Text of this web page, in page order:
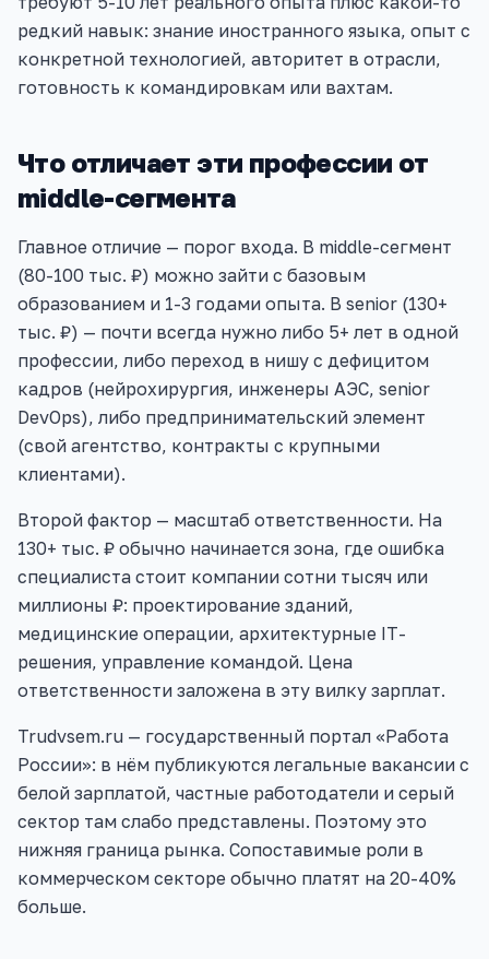
редкий навык: знание иностранного языка, опыт с
конкретной технологией, авторитет в отрасли,
готовность к командировкам или вахтам.
Что отличает эти профессии от
middle-сегмента
Главное отличие — порог входа. В middle-сегмент
(80-100 тыс. ₽) можно зайти с базовым
образованием и 1-3 годами опыта. В senior (130+
тыс. ₽) — почти всегда нужно либо 5+ лет в одной
профессии, либо переход в нишу с дефицитом
кадров (нейрохирургия, инженеры АЭС, senior
DevOps), либо предпринимательский элемент
(свой агентство, контракты с крупными
клиентами).
Второй фактор — масштаб ответственности. На
130+ тыс. ₽ обычно начинается зона, где ошибка
специалиста стоит компании сотни тысяч или
миллионы ₽: проектирование зданий,
медицинские операции, архитектурные IT-
решения, управление командой. Цена
ответственности заложена в эту вилку зарплат.
Trudvsem.ru — государственный портал «Работа
России»: в нём публикуются легальные вакансии с
белой зарплатой, частные работодатели и серый
сектор там слабо представлены. Поэтому это
нижняя граница рынка. Сопоставимые роли в
коммерческом секторе обычно платят на 20-40%
больше.